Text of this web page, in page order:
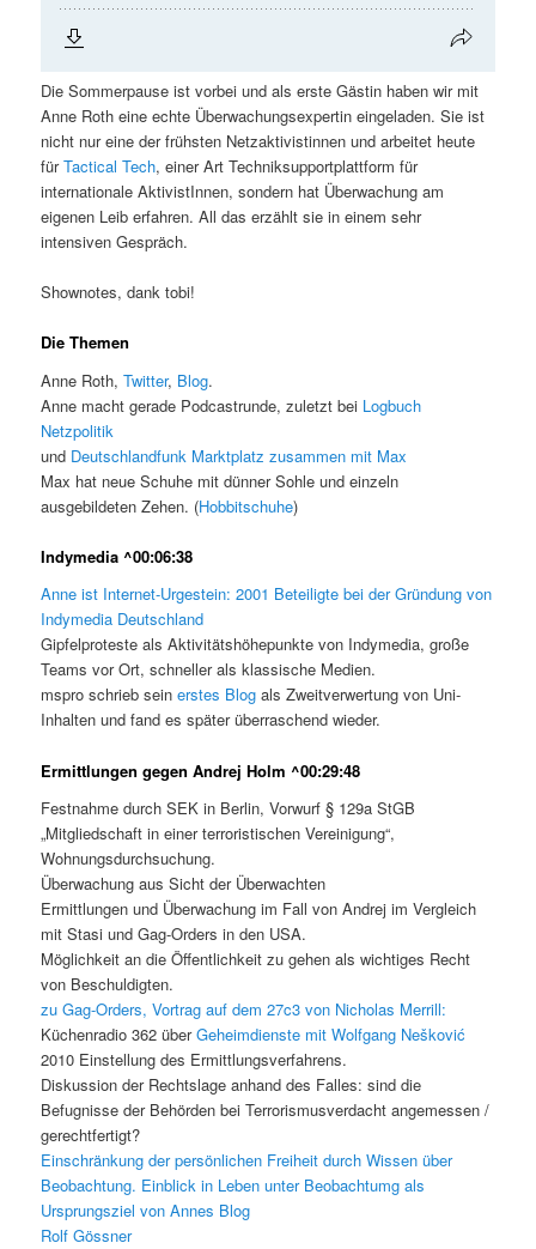
Die Sommerpause ist vorbei und als erste Gästin haben wir mit
Anne Roth eine echte Überwachungsexpertin eingeladen. Sie ist
nicht nur eine der frühsten Netzaktivistinnen und arbeitet heute
fürTactical Tech, einer Art Techniksupportplattform für
internationale AktivistInnen, sondern hat Überwachung am
eigenen Leib erfahren. All das erzählt sie in einem sehr
intensiven Gespräch.
Shownotes, dank tobi!
Die Themen
Anne Roth,Twitter, Blog.
Anne macht gerade Podcastrunde, zuletzt bei Logbuch
Netzpolitik
und Deutschlandfunk Marktplatz zusammen mit Max
Max hat neue Schuhe mit dünner Sohle und einzeln
ausgebildeten Zehen. (Hobbitschuhe)
Indymedia ^00:06:38
Anne ist Internet-Urgestein: 2001 Beteiligte bei der Gründung von
Indymedia Deutschland
Gipfelproteste als Aktivitätshöhepunkte von Indymedia, große
Teams vor Ort, schneller als klassische Medien.
mspro schrieb seinerstes Blog als Zweitverwertung von Uni-
Inhalten und fand es später überraschend wieder.
Ermittlungen gegen Andrej Holm ^00:29:48
Festnahme durch SEK in Berlin, Vorwurf § 129a StGB
„Mitgliedschaft in einer terroristischen Vereinigung“,
Wohnungsdurchsuchung.
Überwachung aus Sicht der Überwachten
Ermittlungen und Überwachung im Fall von Andrej im Vergleich
mit Stasi und Gag-Orders in den USA.
Möglichkeit an die Öffentlichkeit zu gehen als wichtiges Recht
von Beschuldigten.
zu Gag-Orders, Vortrag auf dem 27c3 von Nicholas Merrill:
Küchenradio 362 überGeheimdienste mit Wolfgang Nešković
2010 Einstellung des Ermittlungsverfahrens.
Diskussion der Rechtslage anhand des Falles: sind die
Befugnisse der Behörden bei Terrorismusverdacht angemessen /
gerechtfertigt?
Einschränkung der persönlichen Freiheit durch Wissen über
Beobachtung. Einblick in Leben unter Beobachtumg als
Ursprungsziel von Annes Blog
Rolf Gössner